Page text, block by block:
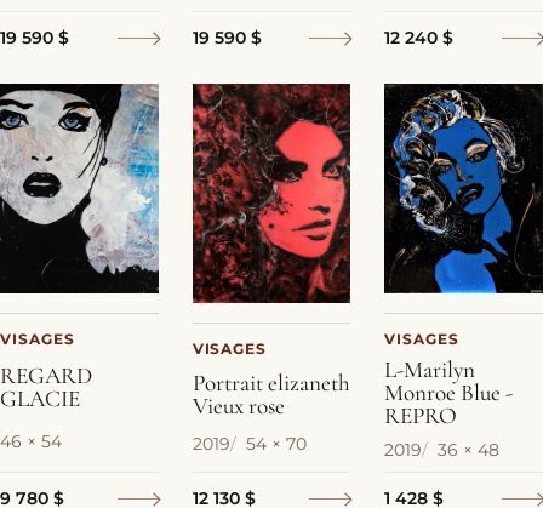
19 590 $ 19 590 $ 12 240 $
VISAGES
REGARD
GLACIE
46 × 54
9 780 $
VISAGES
Portrait elizaneth
Vieux rose
2019 54 × 70
12 130 $
VISAGES
L-Marilyn
Monroe Blue -
REPRO
2019 36 × 48
1 428 $